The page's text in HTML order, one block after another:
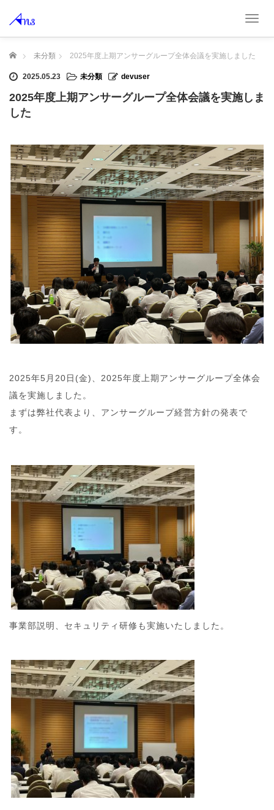
T
g
a
t
i
o
n
ホーム 未分類 2025年度上期アンサーグループ全体会議を実施しました
2025.05.23 未分類 devuser
2025年度上期アンサーグループ全体会議を実施しま
した
2025年5月20日(金)、2025年度上期アンサーグループ全体会
議を実施しました。
まずは弊社代表より、アンサーグループ経営方針の発表で
す。
事業部説明、セキュリティ研修も実施いたしました。